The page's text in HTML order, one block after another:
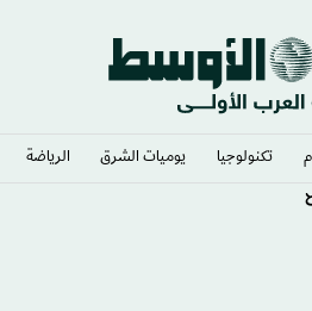
تكنولوجيا يوميات الشرق​ الرياضة